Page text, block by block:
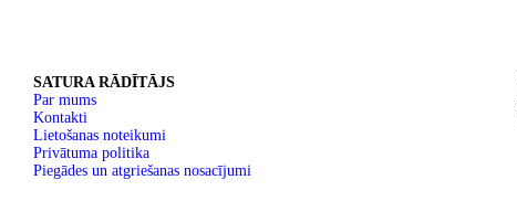
SATURA RĀDĪTĀJS
Par mums
Kontakti
Lietošanas noteikumi
Privātuma politika
Piegādes un atgriešanas nosacījumi